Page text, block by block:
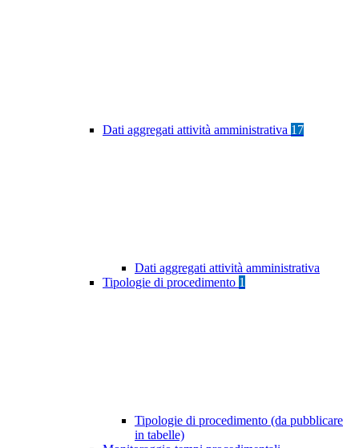
Dati aggregati attività amministrativa 17
Dati aggregati attività amministrativa
Tipologie di procedimento 1
Tipologie di procedimento (da pubblicare
in tabelle)